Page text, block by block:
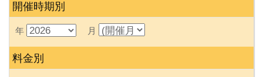
開催時期別
年 月
料金別